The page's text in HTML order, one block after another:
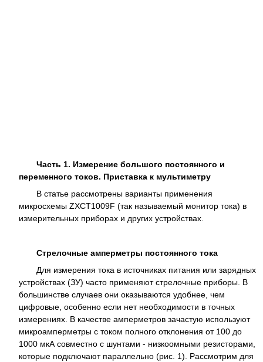
Часть 1. Измерение большого постоянного и
переменного токов. Приставка к мультиметру
В статье рассмотрены варианты применения
микросхемы ZXCT1009F (так называемый монитор тока) в
измерительных приборах и других устройствах.
Стрелочные амперметры постоянного тока
Для измерения тока в источниках питания или зарядных
устройствах (ЗУ) часто применяют стрелочные приборы. В
большинстве случаев они оказываются удобнее, чем
цифровые, особенно если нет необходимости в точных
измерениях. В качестве амперметров зачастую используют
микроамперметры с током полного отклонения от 100 до
1000 мкА совместно с шунтами - низкоомными резисторами,
которые подключают параллельно (рис. 1). Рассмотрим для